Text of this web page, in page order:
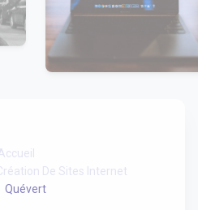
De Sites Internet
Quévert